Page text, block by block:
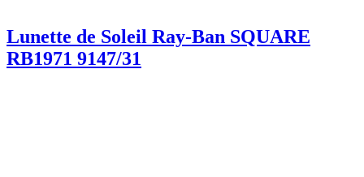
Lunette de Soleil Ray-Ban SQUARE
RB1971 9147/31